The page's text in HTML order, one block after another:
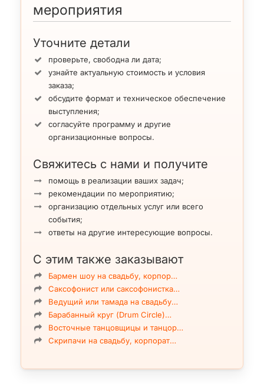
мероприятия
Уточните детали
проверьте, свободна ли дата;
узнайте актуальную стоимость и условия
заказа;
обсудите формат и техническое обеспечение
выступления;
согласуйте программу и другие
организационные вопросы.
Свяжитесь с нами и получите
помощь в реализации ваших задач;
рекомендации по мероприятию;
организацию отдельных услуг или всего
события;
ответы на другие интересующие вопросы.
С этим также заказывают
Бармен шоу на свадьбу, корпор…
Саксофонист или саксофонистка…
Ведущий или тамада на свадьбу…
Барабанный круг (Drum Circle)…
Восточные танцовщицы и танцор…
Скрипачи на свадьбу, корпорат…